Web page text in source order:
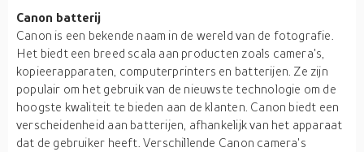
Canon batterij
Canon is een bekende naam in de wereld van de fotografie.
Het biedt een breed scala aan producten zoals camera's,
kopieerapparaten, computerprinters en batterijen. Ze zijn
populair om het gebruik van de nieuwste technologie om de
hoogste kwaliteit te bieden aan de klanten. Canon biedt een
verscheidenheid aan batterijen, afhankelijk van het apparaat
dat de gebruiker heeft. Verschillende Canon camera's